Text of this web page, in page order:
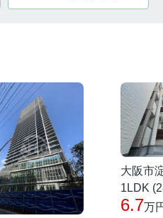
大阪市
1LDK
6.7万